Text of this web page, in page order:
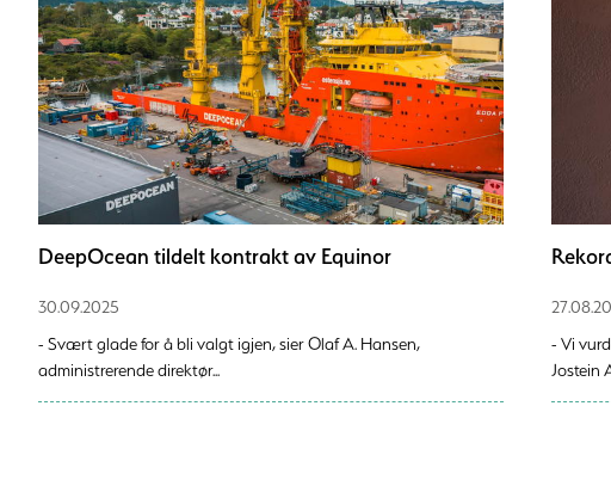
DeepOcean tildelt kontrakt av Equinor
30.09.2025
- Svært glade for å bli valgt igjen, sier Olaf A. Hansen,
administrerende direktør...
- Vi
Jostein